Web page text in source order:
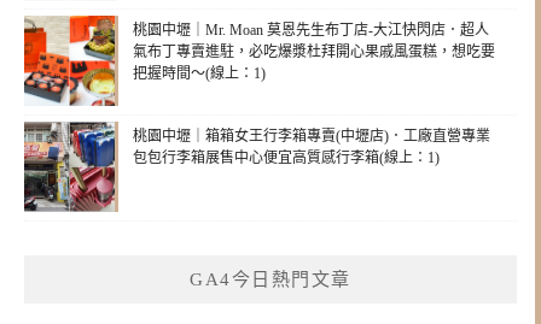
桃園中壢｜Mr. Moan 莫恩先生布丁店-大江快閃店．超人
氣布丁專賣進駐，必吃爆漿杜拜開心果戚風蛋糕，想吃要
把握時間～(線上：1)
桃園中壢｜箱箱女王行李箱專賣(中壢店)．工廠直營專業
包包行李箱展售中心便宜高質感行李箱(線上：1)
GA4今日熱門文章